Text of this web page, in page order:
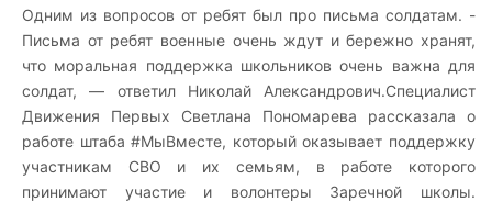
Одним из вопросов от ребят был про письма солдатам. -
Письма от ребят военные очень ждут и бережно хранят,
что моральная поддержка школьников очень важна для
солдат, — ответил Николай Александрович.Специалист
Движения Первых Светлана Пономарева рассказала о
работе штаба#МыВместе, который оказывает поддержку
участникам СВО и их семьям, в работе которого
принимают участие и волонтеры Заречной школы.